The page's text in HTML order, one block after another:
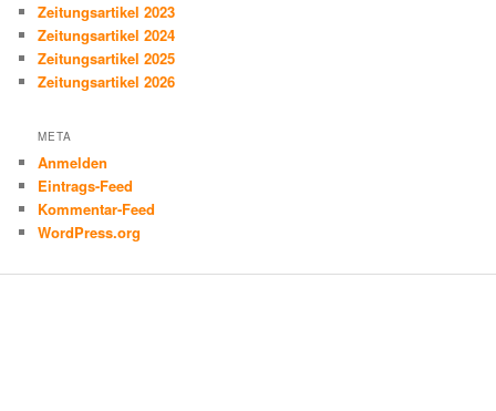
Zeitungsartikel 2023
Zeitungsartikel 2024
Zeitungsartikel 2025
Zeitungsartikel 2026
META
Anmelden
Eintrags-Feed
Kommentar-Feed
WordPress.org